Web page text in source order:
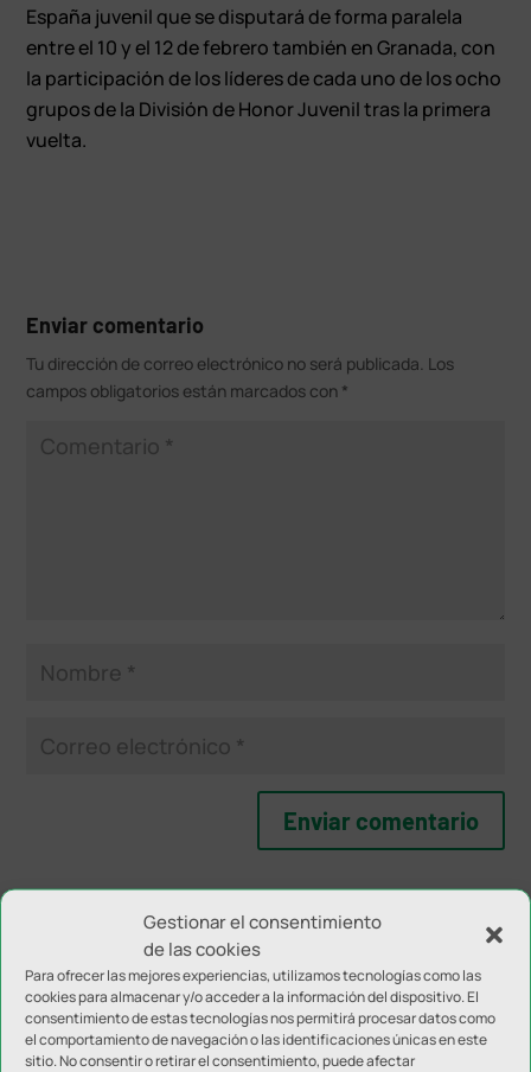
Gestionar el consentimiento
de las cookies
Para ofrecer las mejores experiencias, utilizamos tecnologías como las
cookies para almacenar y/o acceder a la información del dispositivo. El
consentimiento de estas tecnologías nos permitirá procesar datos como
el comportamiento de navegación o las identificaciones únicas en este
sitio. No consentir o retirar el consentimiento, puede afectar
España juvenil que se disputará de forma paralela
entre el 10 y el 12 de febrero también en Granada, con
la participación de los líderes de cada uno de los ocho
grupos de la División de Honor Juvenil tras la primera
vuelta.
Enviar comentario
Tu dirección de correo electrónico no será publicada. Los
campos obligatorios están marcados con *
NOTICIAS RELACIONADAS